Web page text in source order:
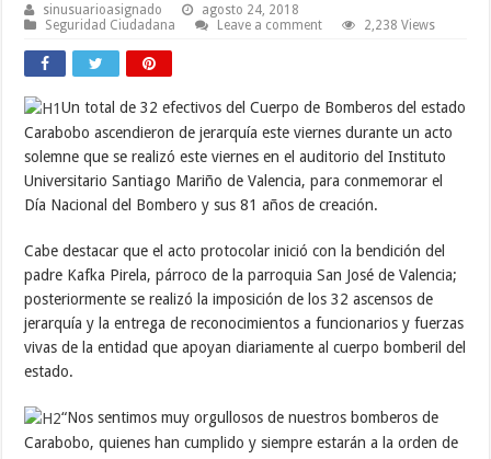
sinusuarioasignado
agosto 24, 2018
Seguridad Ciudadana
Leave a comment 2,238 Views
Un total de 32 efectivos del Cuerpo de Bomberos del estado
Carabobo ascendieron de jerarquía este viernes durante un acto
solemne que se realizó este viernes en el auditorio del Instituto
Universitario Santiago Mariño de Valencia, para conmemorar el
Día Nacional del Bombero y sus 81 años de creación.
Cabe destacar que el acto protocolar inició con la bendición del
padre Kafka Pirela, párroco de la parroquia San José de Valencia;
posteriormente se realizó la imposición de los 32 ascensos de
jerarquía y la entrega de reconocimientos a funcionarios y fuerzas
vivas de la entidad que apoyan diariamente al cuerpo bomberil del
estado.
“Nos sentimos muy orgullosos de nuestros bomberos de
Carabobo, quienes han cumplido y siempre estarán a la orden de